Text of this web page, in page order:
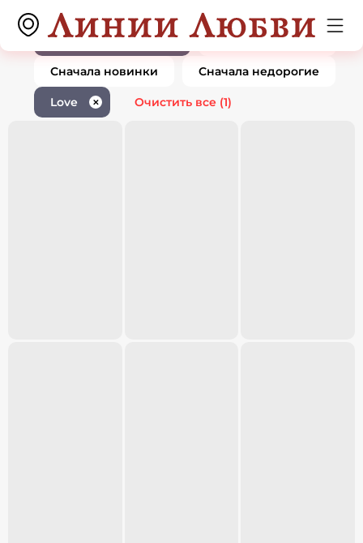
Ювелирные изделия love 0 товаров
1
По популярности Сначала дорогие
Сначала новинки Сначала недорогие
Love ✕ Очистить все (1)